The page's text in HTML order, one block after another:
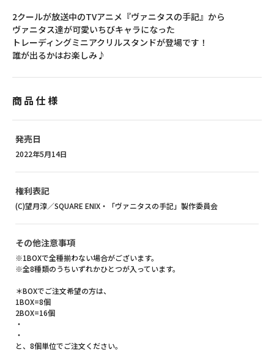
2クールが放送中のTVアニメ『ヴァニタスの手記』から
ヴァニタス達が可愛いちびキャラになった
トレーディングミニアクリルスタンドが登場です！
誰が出るかはお楽しみ♪
商品仕様
発売日
2022年5月14日
権利表記
(C)望月淳／SQUARE ENIX・「ヴァニタスの手記」製作委員会
その他注意事項
※1BOXで全種揃わない場合がございます。
※全8種類のうちいずれかひとつが入っています。
＊BOXでご注文希望の方は、
1BOX=8個
2BOX=16個
・
・
と、8個単位でご注文ください。